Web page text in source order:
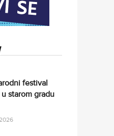
festival
starom gradu